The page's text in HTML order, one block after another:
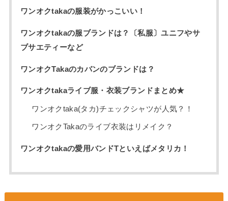
ワンオクtakaの服装がかっこいい！
ワンオクtakaの服ブランドは？〔私服〕ユニフやサ
ブサエティーなど
ワンオクTakaのカバンのブランドは？
ワンオクtakaライブ服・衣装ブランドまとめ★
ワンオクtaka(タカ)チェックシャツが人気？！
ワンオクTakaのライブ衣装はリメイク？
ワンオクtakaの愛用バンドTといえばメタリカ！